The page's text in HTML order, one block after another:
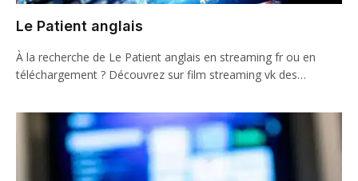
Le Patient anglais
À la recherche de Le Patient anglais en streaming fr ou en
téléchargement ? Découvrez sur film streaming vk des…